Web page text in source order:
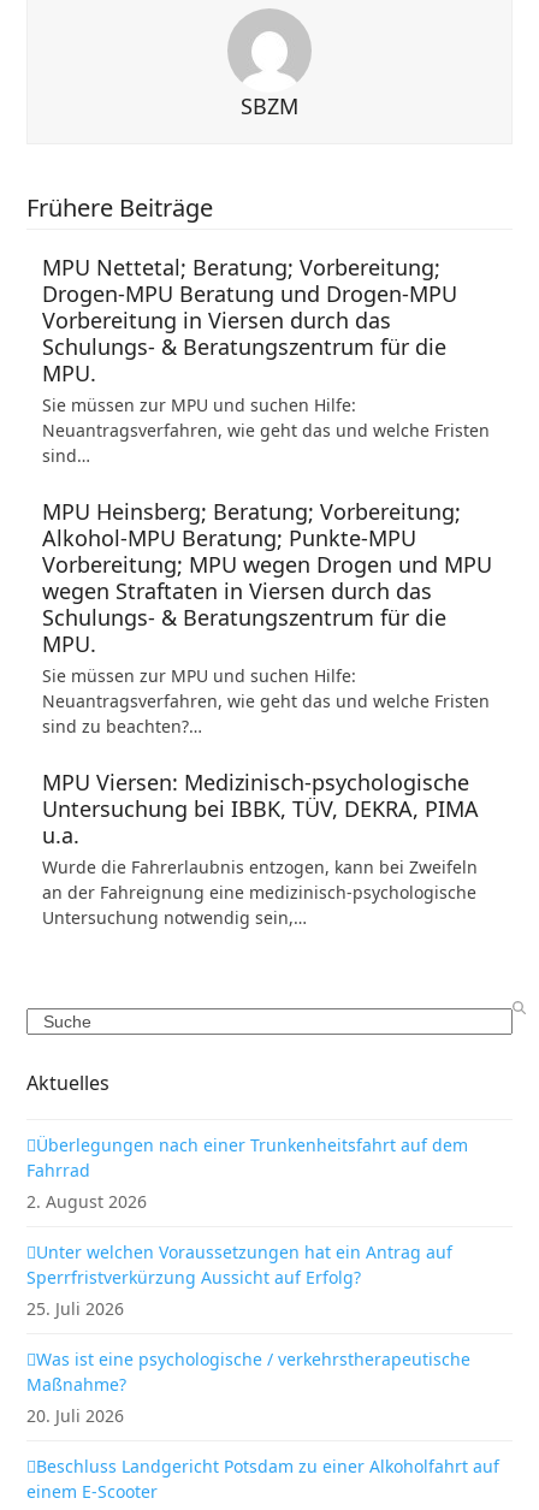
SBZM
Frühere Beiträge
MPU Nettetal; Beratung; Vorbereitung;
Drogen-MPU Beratung und Drogen-MPU
Vorbereitung in Viersen durch das
Schulungs- & Beratungszentrum für die
MPU.
Sie müssen zur MPU und suchen Hilfe:
Neuantragsverfahren, wie geht das und welche Fristen
sind…
MPU Heinsberg; Beratung; Vorbereitung;
Alkohol-MPU Beratung; Punkte-MPU
Vorbereitung; MPU wegen Drogen und MPU
wegen Straftaten in Viersen durch das
Schulungs- & Beratungszentrum für die
MPU.
Sie müssen zur MPU und suchen Hilfe:
Neuantragsverfahren, wie geht das und welche Fristen
sind zu beachten?…
MPU Viersen: Medizinisch-psychologische
Untersuchung bei IBBK, TÜV, DEKRA, PIMA
u.a.
Wurde die Fahrerlaubnis entzogen, kann bei Zweifeln
an der Fahreignung eine medizinisch-psychologische
Untersuchung notwendig sein,…
Search
Aktuelles
Überlegungen nach einer Trunkenheitsfahrt auf dem
Fahrrad
2. August 2026
Unter welchen Voraussetzungen hat ein Antrag auf
Sperrfristverkürzung Aussicht auf Erfolg?
25. Juli 2026
Was ist eine psychologische / verkehrstherapeutische
Maßnahme?
20. Juli 2026
Beschluss Landgericht Potsdam zu einer Alkoholfahrt auf
einem E-Scooter